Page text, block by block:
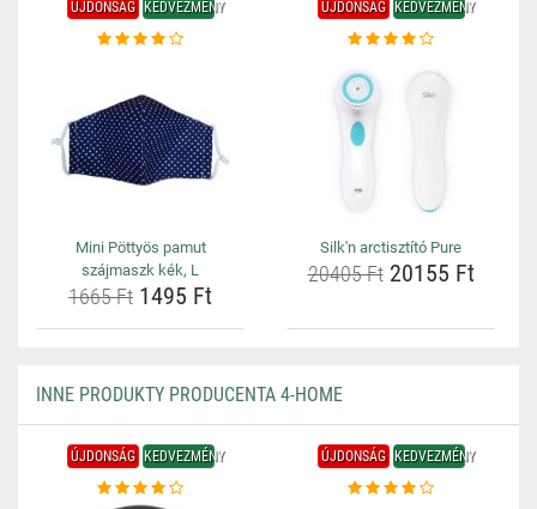
ÚJDONSÁG KEDVEZMÉNY
Mini Pöttyös pamut
szájmaszk kék, L
1665 Ft 1495 Ft
ÚJDONSÁG KEDVEZMÉNY
Silk'n arctisztító Pure
20405 Ft20155 Ft
INNE PRODUKTY PRODUCENTA 4-HOME
ÚJDONSÁG KEDVEZMÉNY ÚJDONSÁG KEDVEZMÉNY